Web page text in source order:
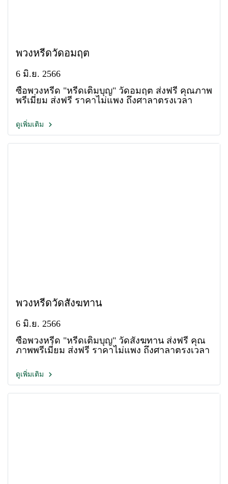
พวงหรีดวัดอมฤต
6 มิ.ย. 2566
ซื้อพวงหรีด "หรีดเติมบุญ" วัดอมฤต ส่งฟรี คุณภาพ
พรีเมี่ยม ส่งฟรี ราคาไม่แพง ถึงศาลาตรงเวลา
ดูเพิ่มเติม
พวงหรีดวัดสังฆทาน
6 มิ.ย. 2566
ซื้อพวงหรีด "หรีดเติมบุญ" วัดสังฆทาน ส่งฟรี คุณ
ภาพพรีเมี่ยม ส่งฟรี ราคาไม่แพง ถึงศาลาตรงเวลา
ดูเพิ่มเติม